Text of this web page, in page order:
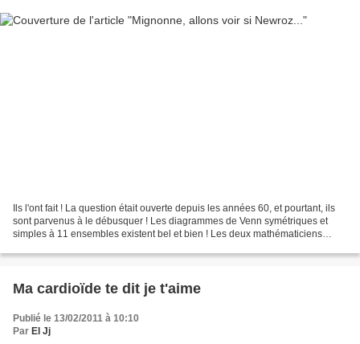
Ils l'ont fait ! La question était ouverte depuis les années 60, et pourtant, ils
sont parvenus à le débusquer ! Les diagrammes de Venn symétriques et
simples à 11 ensembles existent bel et bien ! Les deux mathématiciens
Ma cardioïde te dit je t'aime
Publié le 13/02/2011 à 10:10
Par El Jj